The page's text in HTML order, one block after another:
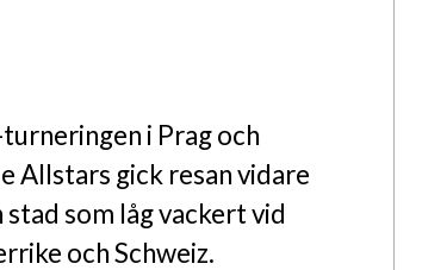
i Prag och
Allstars gick resan vidare
som låg vackert vid
och Schweiz.